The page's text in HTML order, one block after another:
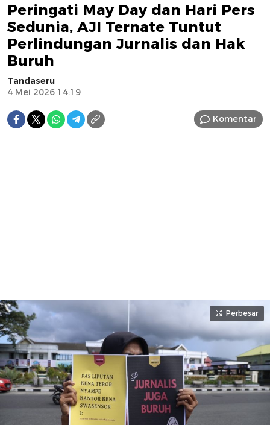
Peringati May Day dan Hari Pers
Sedunia, AJI Ternate Tuntut
Perlindungan Jurnalis dan Hak
Buruh
Tandaseru
4 Mei 2026 14:19
Komentar
Perbesar